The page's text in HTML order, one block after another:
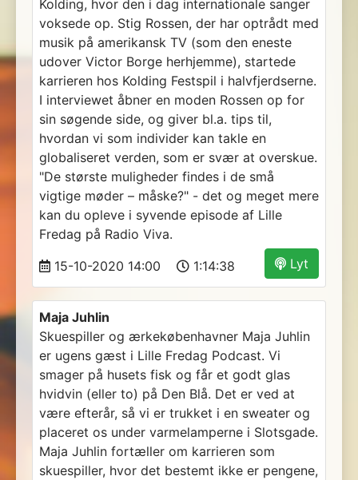
Kolding, hvor den i dag internationale sanger
voksede op. Stig Rossen, der har optrådt med
musik på amerikansk TV (som den eneste
udover Victor Borge herhjemme), startede
karrieren hos Kolding Festspil i halvfjerdserne.
I interviewet åbner en moden Rossen op for
sin søgende side, og giver bl.a. tips til,
hvordan vi som individer kan takle en
globaliseret verden, som er svær at overskue.
"De største muligheder findes i de små
vigtige møder – måske?" - det og meget mere
kan du opleve i syvende episode af Lille
Fredag på Radio Viva.
Lyt
15-10-2020 14:00 1:14:38
Maja Juhlin
Skuespiller og ærkekøbenhavner Maja Juhlin
er ugens gæst i Lille Fredag Podcast. Vi
smager på husets fisk og får et godt glas
hvidvin (eller to) på Den Blå. Det er ved at
være efterår, så vi er trukket i en sweater og
placeret os under varmelamperne i Slotsgade.
Maja Juhlin fortæller om karrieren som
skuespiller, hvor det bestemt ikke er pengene,